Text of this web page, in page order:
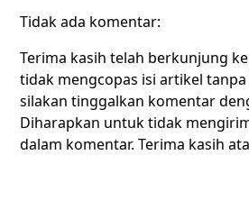
Tidak ada komentar:
Terima kasih telah berkunjung
tidak mengcopas isi artikel tanpa
silakan tinggalkan komentar
Diharapkan untuk tidak
dalam komentar. Terima kasih